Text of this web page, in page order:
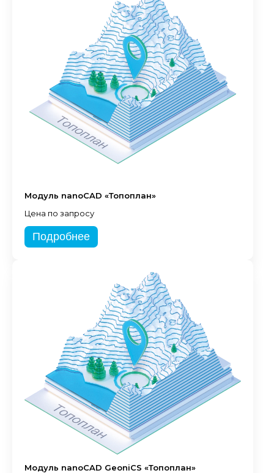
Модуль nanoCAD «Топоплан»
Цена по запросу
Подробнее
Модуль nanoCAD GeoniCS «Топоплан»